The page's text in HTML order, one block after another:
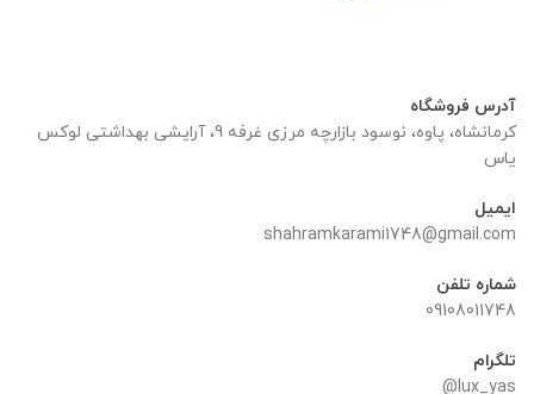
آدرس فروشگاه
کرمانشاه، پاوه، نوسود بازارچه مرزی غرفه 9، آرایشی بهداشتی لوکس
یاس
ایمیل
shahramkarami1748@gmail.com
شماره تلفن
09108011748
تلگرام
lux_yas@